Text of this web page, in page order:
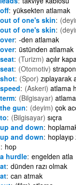
yüksekten atlamak
of one's skin
of one's skin
-den atlamak
üstünden atlamak
(Turizm) açılır
(Otomotiv)
(Spor) zıplayarak
(Askeri) atlama
(Bilgisayar)
gun (deyim) çok
(Bilgisayar) sıçra
and down
and down hoplayıp
hop
hurdle engelden atla
dünden razı olmak
can atmak